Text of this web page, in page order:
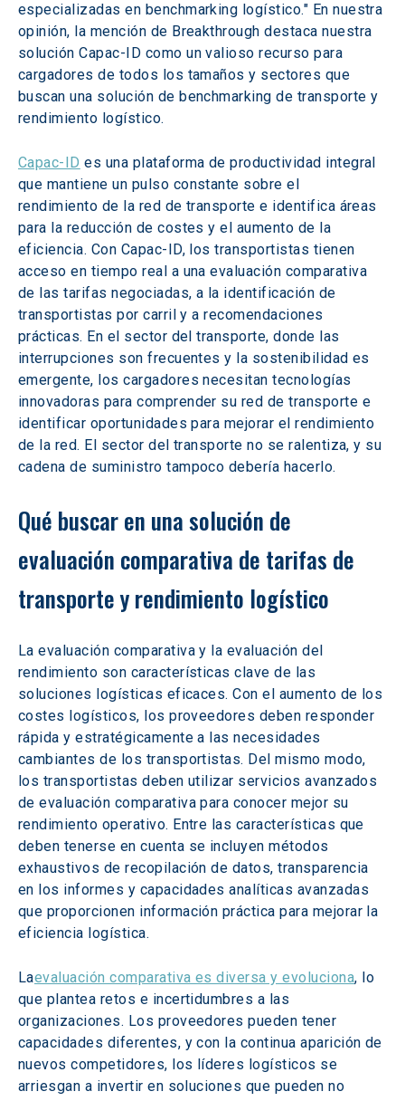
especializadas en benchmarking logístico." En nuestra
opinión, la mención de Breakthrough destaca nuestra
solución Capac-ID como un valioso recurso para
cargadores de todos los tamaños y sectores que
buscan una solución de benchmarking de transporte y
rendimiento logístico.
Capac-ID es una plataforma de productividad integral
que mantiene un pulso constante sobre el
rendimiento de la red de transporte e identifica áreas
para la reducción de costes y el aumento de la
eficiencia. Con Capac-ID, los transportistas tienen
acceso en tiempo real a una evaluación comparativa
de las tarifas negociadas, a la identificación de
transportistas por carril y a recomendaciones
prácticas. En el sector del transporte, donde las
interrupciones son frecuentes y la sostenibilidad es
emergente, los cargadores necesitan tecnologías
innovadoras para comprender su red de transporte e
identificar oportunidades para mejorar el rendimiento
de la red. El sector del transporte no se ralentiza, y su
cadena de suministro tampoco debería hacerlo.
Qué buscar en una solución de
evaluación comparativa de tarifas de
transporte y rendimiento logístico
La evaluación comparativa y la evaluación del
rendimiento son características clave de las
soluciones logísticas eficaces. Con el aumento de los
costes logísticos, los proveedores deben responder
rápida y estratégicamente a las necesidades
cambiantes de los transportistas. Del mismo modo,
los transportistas deben utilizar servicios avanzados
de evaluación comparativa para conocer mejor su
rendimiento operativo. Entre las características que
deben tenerse en cuenta se incluyen métodos
exhaustivos de recopilación de datos, transparencia
en los informes y capacidades analíticas avanzadas
que proporcionen información práctica para mejorar la
eficiencia logística.
Laevaluación comparativa es diversa y evoluciona, lo
que plantea retos e incertidumbres a las
organizaciones. Los proveedores pueden tener
capacidades diferentes, y con la continua aparición de
nuevos competidores, los líderes logísticos se
arriesgan a invertir en soluciones que pueden no